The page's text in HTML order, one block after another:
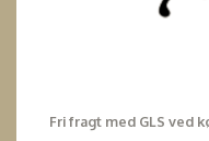
Fri fragt med GLS ved